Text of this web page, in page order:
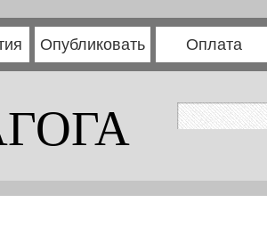
Опубликовать Оплата